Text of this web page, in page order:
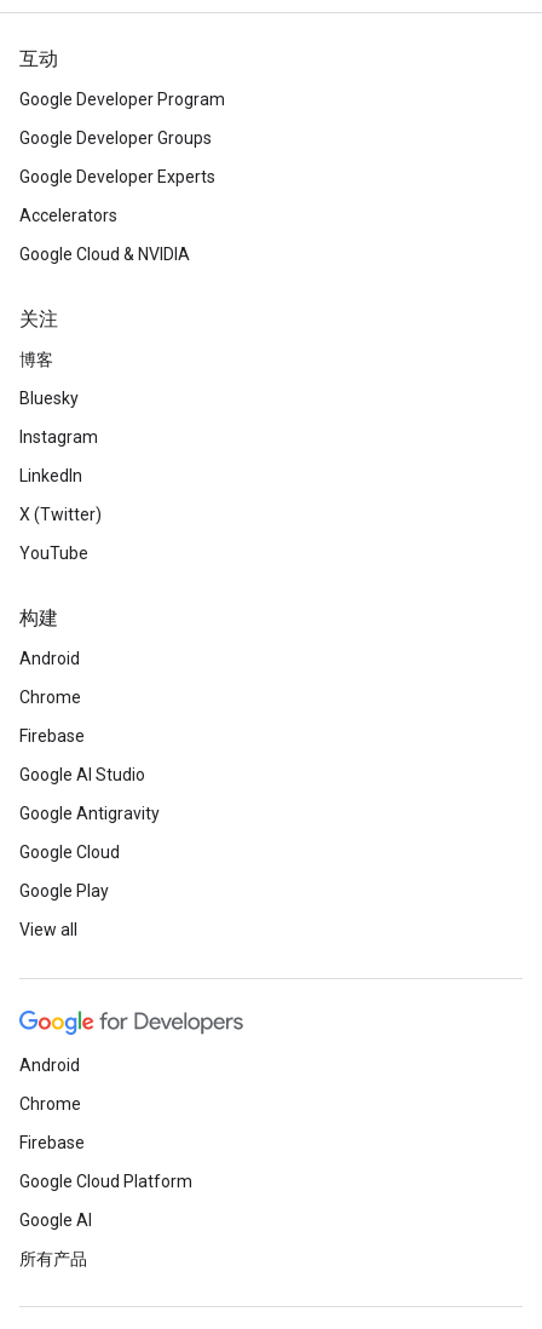
互动
Google Developer Program
Google Developer Groups
Google Developer Experts
Accelerators
Google Cloud & NVIDIA
关注
博客
Bluesky
Instagram
LinkedIn
X (Twitter)
YouTube
构建
Android
Chrome
Firebase
Google AI Studio
Google Antigravity
Google Cloud
Google Play
View all
Android
Chrome
Firebase
Google Cloud Platform
Google AI
所有产品